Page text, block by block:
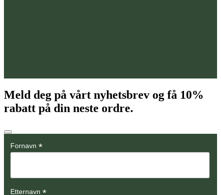
Meld deg på vårt nyhetsbrev og få 10%
rabatt på din neste ordre.
Fornavn *
Etternavn *